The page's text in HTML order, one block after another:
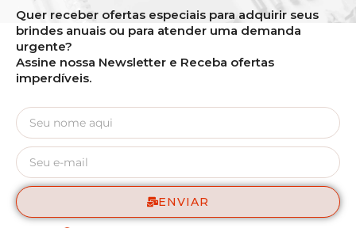
Quer receber ofertas especiais para adquirir seus
brindes anuais ou para atender uma demanda
urgente?
Assine nossa Newsletter e Receba ofertas
imperdíveis.
ENVIAR